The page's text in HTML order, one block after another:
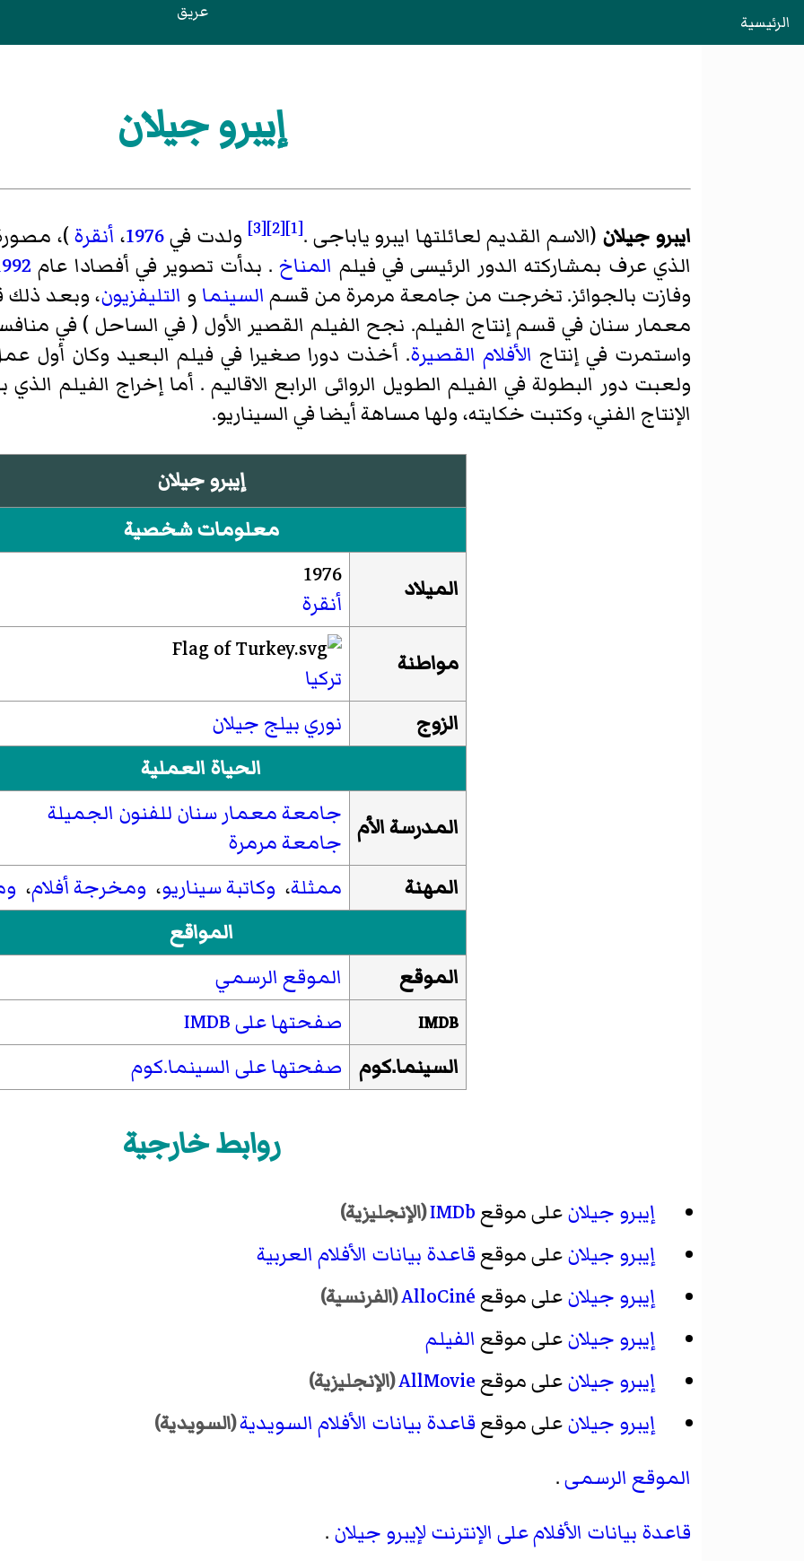
الرئيسية عريق
إيبرو جيلان
ايبرو جيلان (الاسم القديم لعائلتها ايبرو ياباجى .[1]
[2]
[3] ولدت في1976، أنقرة)،
الذي عرف بمشاركته الدور الرئيسى في فيلم المناخ. بدأت تصوير في أفصادا عام
وفازت بالجوائز. تخرجت من جامعة مرمرة من قسم السينما و التليفزيون، وبعد
معمار سنان في قسم إنتاج الفيلم. نجح الفيلم القصير الأول ( في الساحل ) في
واستمرت في إنتاج الأفلام القصيرة. أخذت دورا صغيرا في فيلم البعيد وكان أول
ولعبت دور البطولة في الفيلم الطويل الروائى الرابع الاقاليم . أما إخراج الفيلم
الإنتاج الفني، وكتبت خكايته، ولها مساهة أيضا في السيناريو.
إيبرو جيلان
معلومات شخصية
الميلاد
1976
أنقرة
مواطنة
تركيا
الزوج
نوري بيلج جيلان
الحياة العملية
المدرسة الأم جامعة معمار سنان للفنون الجميلة
جامعة مرمرة
المهنة
ممثلة، وكاتبة سيناريو، ومخرجة أفلام،
المواقع
الموقع
الموقع الرسمي
IMDB
صفحتها على IMDB
السينما.كوم
صفحتها على السينما.كوم
روابط خارجية
إيبرو جيلانعلى موقعIMDb(الإنجليزية)
إيبرو جيلانعلى موقعقاعدة بيانات الأفلام العربية
إيبرو جيلانعلى موقعAlloCiné(الفرنسية)
إيبرو جيلانعلى موقع الفيلم
إيبرو جيلانعلى موقعAllMovie(الإنجليزية)
إيبرو جيلانعلى موقعقاعدة بيانات الأفلام السويدية(السويدية)
الموقع الرسمى.
قاعدة بيانات الأفلام على الإنترنت لإيبرو جيلان .